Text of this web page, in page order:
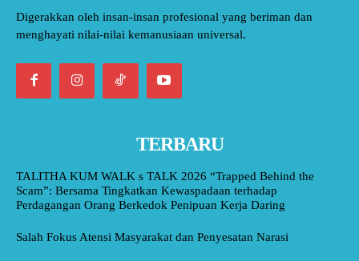
Digerakkan oleh insan-insan profesional yang beriman dan
menghayati nilai-nilai kemanusiaan universal.
TERBARU
TALITHA KUM WALK s TALK 2026 “Trapped Behind the
Scam”: Bersama Tingkatkan Kewaspadaan terhadap
Perdagangan Orang Berkedok Penipuan Kerja Daring
Salah Fokus Atensi Masyarakat dan Penyesatan Narasi